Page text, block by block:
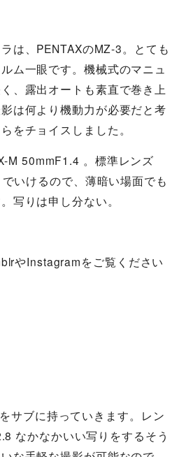
は、PENTAXのMZ-3。とても
ム一眼です。機械式のマニュ
、露出オートも素直で巻き上
は何より機動力が必要だと考
をチョイスしました。
M 50mmF1.4 。標準レンズ
いけるので、薄暗い場面でも
写りは申し分ない。
やInstagramをご覧ください
サブに持っていきます。レン
なかなかいい写りをするそう